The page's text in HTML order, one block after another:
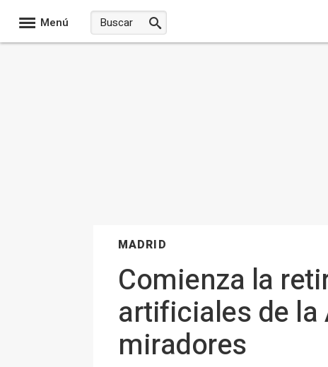
Menú
MADRID
Comienza la
artificiales de la
miradores